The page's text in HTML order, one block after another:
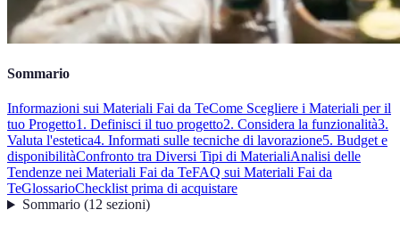
Sommario
Informazioni sui Materiali Fai da TeCome Scegliere i Materiali per il
tuo Progetto1. Definisci il tuo progetto2. Considera la funzionalità3.
Valuta l'estetica4. Informati sulle tecniche di lavorazione5. Budget e
disponibilitàConfronto tra Diversi Tipi di MaterialiAnalisi delle
Tendenze nei Materiali Fai da TeFAQ sui Materiali Fai da
TeGlossarioChecklist prima di acquistare
Sommario(12 sezioni)